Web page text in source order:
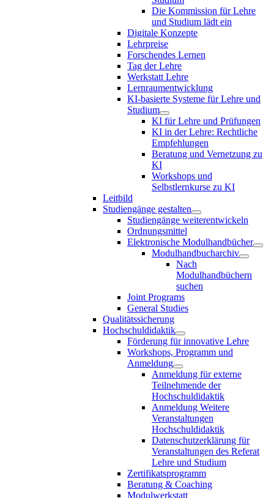
Die Kommission für Lehre
und Studium lädt ein
Digitale Konzepte
Lehrpreise
Forschendes Lernen
Tag der Lehre
Werkstatt Lehre
Lernraumentwicklung
KI-basierte Systeme für Lehre und
Studium
KI für Lehre und Prüfungen
KI in der Lehre: Rechtliche
Empfehlungen
Beratung und Vernetzung zu
KI
Workshops und
Selbstlernkurse zu KI
Leitbild
Studiengänge gestalten
Studiengänge weiterentwickeln
Ordnungsmittel
Elektronische Modulhandbücher
Modulhandbucharchiv
Nach
Modulhandbüchern
suchen
Joint Programs
General Studies
Qualitätssicherung
Hochschuldidaktik
Förderung für innovative Lehre
Workshops, Programm und
Anmeldung
Anmeldung für externe
Teilnehmende der
Hochschuldidaktik
Anmeldung Weitere
Veranstaltungen
Hochschuldidaktik
Datenschutzerklärung für
Veranstaltungen des Referat
Lehre und Studium
Zertifikatsprogramm
Beratung & Coaching
Modulwerkstatt